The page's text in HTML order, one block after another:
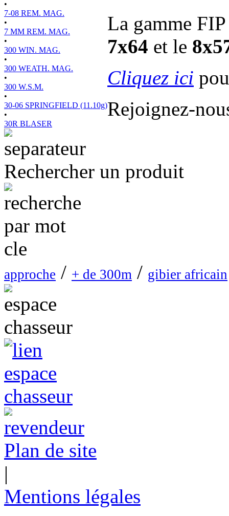
•
7-08 REM. MAG.
•
7 MM REM. MAG.
•
300 WIN. MAG.
•
300 WEATH. MAG.
•
300 W.S.M.
•
30-06 SPRINGFIELD (11.10g)
•
30R BLASER
La gamme
7x64 et le
Cliquez ici
Rejoignez-
Rechercher un produit
approche / + de 300m / gibier africain
Plan de site
|
Mentions légales